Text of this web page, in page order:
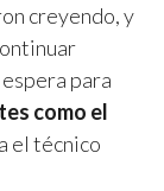
creyendo, y
para
como el
el técnico